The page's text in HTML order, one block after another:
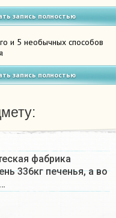
запись полностью
и 5 необычных способов
запись полностью
фабрика
336кг печенья, а во